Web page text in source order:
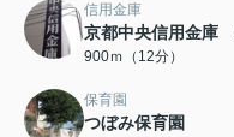
信用金庫
京都中央信用金庫
900ｍ（12分）
保育園
つぼみ保育園